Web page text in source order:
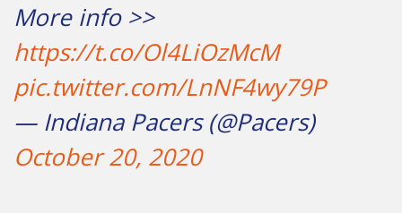
More info >>
https://t.co/Ol4LiOzMcM
pic.twitter.com/LnNF4wy79P
— Indiana Pacers (@Pacers)
October 20, 2020